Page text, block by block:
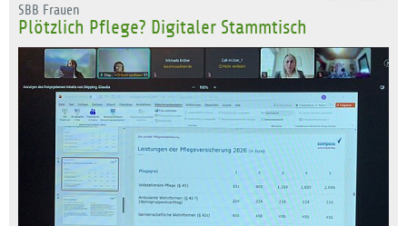
SBB Frauen
Plötzlich Pflege? Digitaler Stammtisch